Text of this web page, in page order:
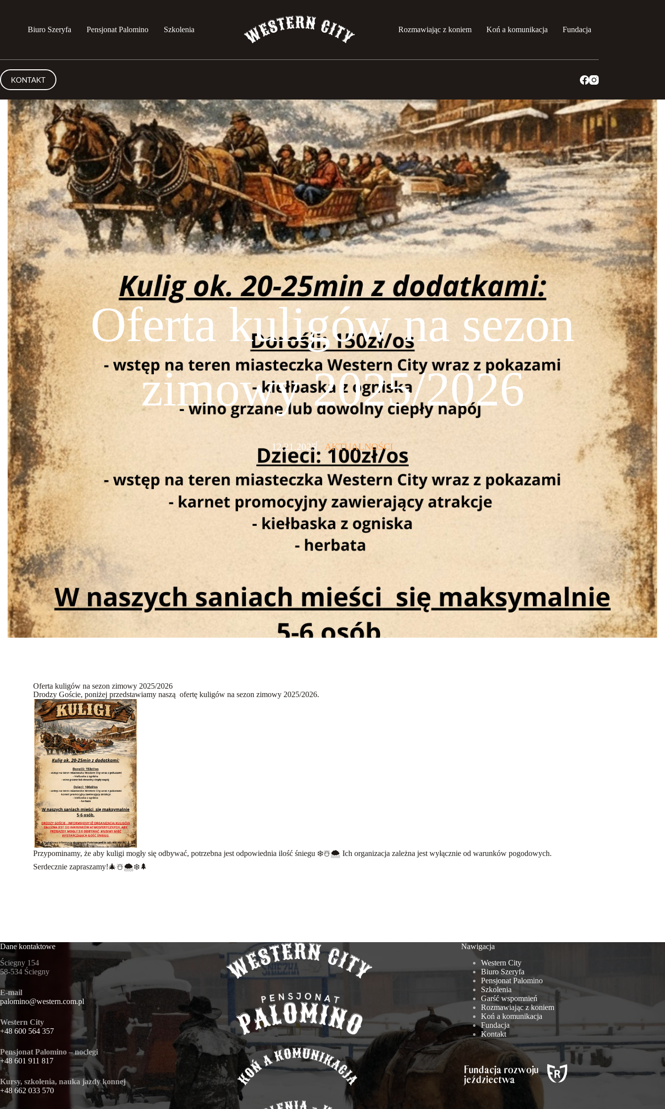
Biuro Szeryfa Pensjonat Palomino Szkolenia Rozmawiając z koniem Koń a komunikacja Fundacja
KONTAKT
Oferta kuligów na sezon
zimowy 2025/2026
12.21.2025 AKTUALNOŚCI
Oferta kuligów na sezon zimowy 2025/2026
Drodzy Goście, poniżej przedstawiamy naszą ofertę kuligów na sezon zimowy 2025/2026.
Przypominamy, że aby kuligi mogły się odbywać, potrzebna jest odpowiednia ilość śniegu ❄️☃️🌨️ Ich organizacja zależna jest wyłącznie od warunków pogodowych.
Serdecznie zapraszamy!🎄☃️🌨️❄️🌲
Dane kontaktowe
Ściegny 154
58-534 Ściegny
E-mail
palomino@western.com.pl
Western City
+48 600 564 357
Pensjonat Palomino – noclegi
+48 601 911 817
Kursy, szkolenia, nauka jazdy konnej
+48 662 033 570
Nawigacja
Western City
Biuro Szeryfa
Pensjonat Palomino
Szkolenia
Garść wspomnień
Rozmawiając z koniem
Koń a komunikacja
Fundacja
Kontakt